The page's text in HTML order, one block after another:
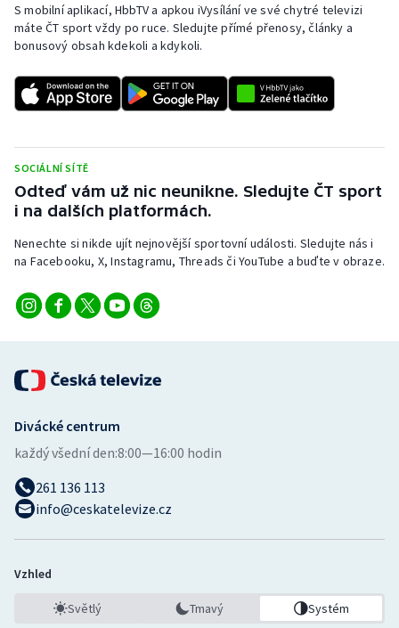
Ragby
Rychlostní kanoistika
Sportovní střelba
Stolní tenis
Vodní slalom
Ostatní
S mobilní aplikací, HbbTV a apkou iVysílání ve své chytré televizi
máte ČT sport vždy po ruce. Sledujte přímé přenosy, články a
bonusový obsah kdekoli a kdykoli.
SOCIÁLNÍ SÍTĚ
Odteď vám už nic neunikne. Sledujte ČT sport
i na dalších platformách.
Nenechte si nikde ujít nejnovější sportovní události. Sledujte nás i
na Facebooku, X, Instagramu, Threads či YouTube a buďte v obraze.
Divácké centrum
každý všední den:8:00—16:00 hodin
261 136 113
info@ceskatelevize.cz
Vzhled
Světlý Tmavý Systém